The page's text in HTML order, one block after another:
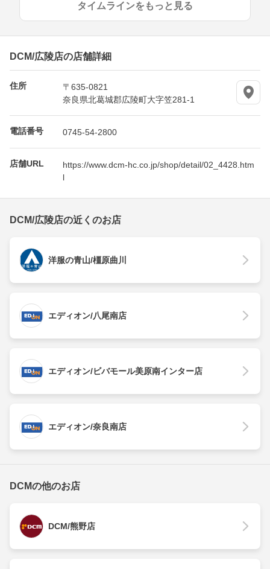
タイムラインをもっと見る
DCM/広陵店の店舗詳細
住所
〒635-0821
奈良県北葛城郡広陵町大字笠281-1
電話番号 0745-54-2800
店舗URL
https://www.dcm-hc.co.jp/shop/detail/02_4428.htm
l
DCM/広陵店の近くのお店
洋服の青山/橿原曲川
エディオン/八尾南店
エディオン/ビバモール美原南インター店
エディオン/奈良南店
DCMの他のお店
DCM/熊野店